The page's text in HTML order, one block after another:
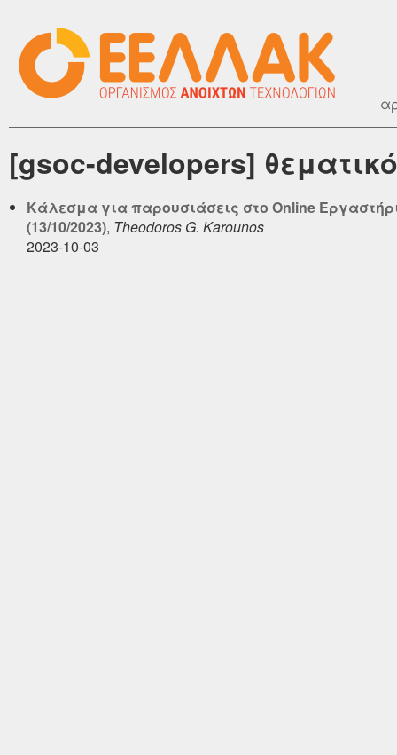
[gsoc-developers]
Κάλεσμα για παρουσιάσεις στο Online
(13/10/2023), Theodoros G. Karounos
2023-10-03